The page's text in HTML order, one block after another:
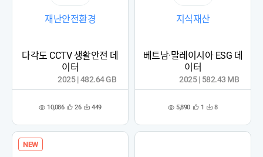
재난안전환경
다각도 CCTV 생활안전 데
이터
조 10,086 관
록
26 다 449
2025 | 482.64 GB
지식재산
베트남·말레이시아 ESG 데
이터
조 5,890 관
록
1 다 8
2025 | 582.43 MB
NEW